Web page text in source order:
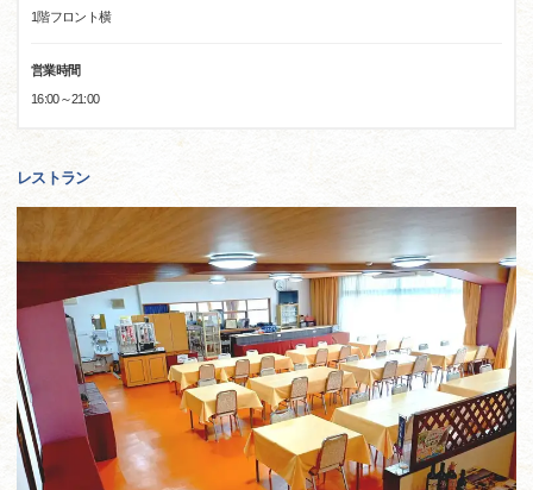
1階フロント横
営業時間
16:00～21:00
レストラン